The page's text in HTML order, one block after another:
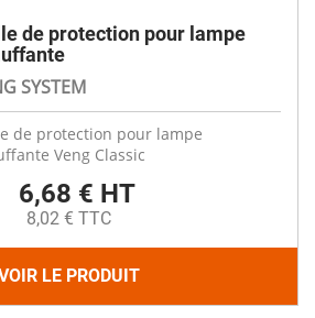
de protection pour lampe
SYSTEM
de protection pour lampe
Veng Classic
6,68 € HT
8,02 € TTC
LE PRODUIT